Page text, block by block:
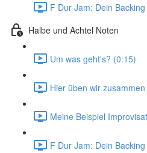
F Dur Jam: Dein
Halbe und Achtel Noten
Um was geht's? (0:15)
Hier üben wir
Meine Beispiel
F Dur Jam: Dein